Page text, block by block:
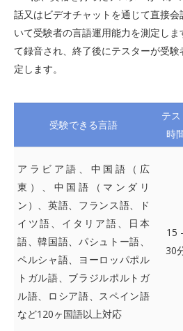
話又はビデオチャットを通じて直接
いて受験者の言語運用能力を測定し
て録音され、終了後にテスターが受
定します。
受験できる言語
テス
時
アラビア語、中国語（広
東）、中国語（マンダリ
ン）、英語、フランス語、ド
イツ語、イタリア語、日本
語、韓国語、パシュトー語、
ペルシャ語、ヨーロッパポル
トガル語、ブラジルポルトガ
ル語、ロシア語、スペイン語
など120ヶ国語以上対応
15
30